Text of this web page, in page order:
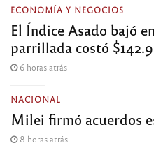
ECONOMÍA Y NEGOCIOS
El Índice Asado bajó
parrillada costó
6 horas atrás
NACIONAL
Milei firmó acuerdos
8 horas atrás